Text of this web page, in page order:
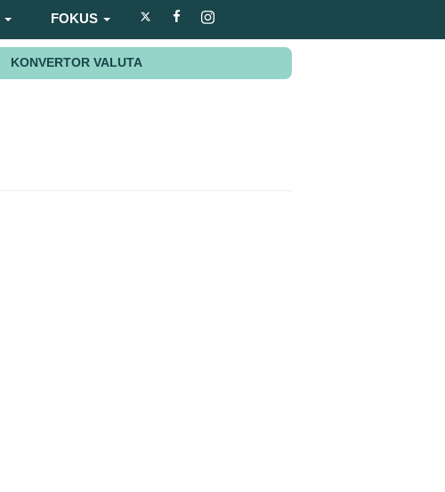
FOKUS
KONVERTOR VALUTA